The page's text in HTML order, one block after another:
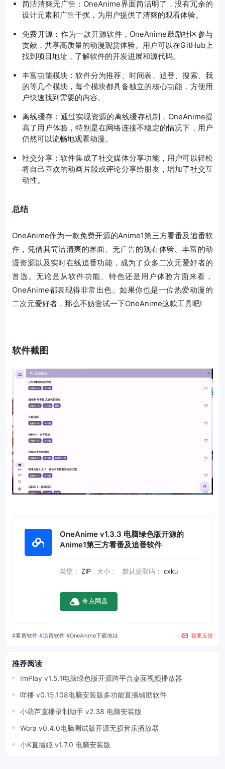
简洁清爽无广告：OneAnime界面简洁明了，没有冗余的
设计元素和广告干扰，为用户提供了清爽的观看体验。
免费开源：作为一款开源软件，OneAnime鼓励社区参与
贡献，共享高质量的动漫观赏体验。用户可以在GitHub上
找到项目地址，了解软件的开发进展和源代码。
丰富功能模块：软件分为推荐、时间表、追番、搜索、我
的等几个模块，每个模块都具备独立的核心功能，方便用
户快速找到需要的内容。
离线缓存：通过实现资源的离线缓存机制，OneAnime提
高了用户体验，特别是在网络连接不稳定的情况下，用户
仍然可以流畅地观看动漫。
社交分享：软件集成了社交媒体分享功能，用户可以轻松
将自己喜欢的动画片段或评论分享给朋友，增加了社交互
动性。
总结
OneAnime作为一款免费开源的Anime1第三方看番及追番软
件，凭借其简洁清爽的界面、无广告的观看体验、丰富的动
漫资源以及实时在线追番功能，成为了众多二次元爱好者的
首选。无论是从软件功能、特色还是用户体验方面来看，
OneAnime都表现得非常出色。如果你也是一位热爱动漫的
二次元爱好者，那么不妨尝试一下OneAnime这款工具吧!
软件截图
OneAnime v1.3.3 电脑绿色版开源的
Anime1第三方看番及追番软件
类型： ZIP 大小： 默认提取码： cxku
夸克网盘
#看番软件 #追番软件 #OneAnime下载地址 我要反馈
推荐阅读
ImPlay v1.5.1电脑绿色版开源跨平台桌面视频播放器
咩播 v0.15.108电脑安装版多功能直播辅助软件
小葫芦直播录制助手 v2.38 电脑安装版
Wora v0.4.0电脑测试版开源无损音乐播放器
小K直播姬 v1.7.0 电脑安装版